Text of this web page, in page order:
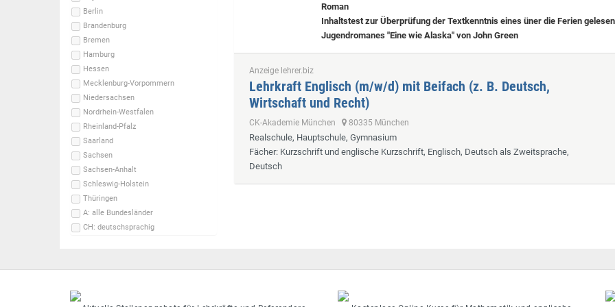
Berlin
Brandenburg
Bremen
Hamburg
Hessen
Mecklenburg-Vorpommern
Niedersachsen
Nordrhein-Westfalen
Rheinland-Pfalz
Saarland
Sachsen
Sachsen-Anhalt
Schleswig-Holstein
Thüringen
A: alle Bundesländer
CH: deutschsprachig
Roman
Inhaltstest zur Überprüfung der Textkenntnis eines üner die Ferien
Jugendromanes "Eine wie Alaska" von John Green
Anzeige lehrer.biz
Lehrkraft Englisch (m/w/d) mit Beifach (z. B. Deutsch,
Wirtschaft und Recht)
CK-Akademie München 80335 München
Realschule, Hauptschule, Gymnasium
Fächer: Kurzschrift und englische Kurzschrift, Englisch, Deutsch als Zweitsprache,
Deutsch